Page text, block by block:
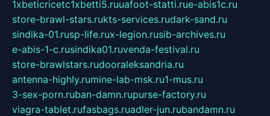
1xbeticricetc1xbetti5.ruuafoot-statti.rue-abis1c.ru
store-brawl-stars.rukts-services.rudark-sand.ru
sindika-01.rusp-life.rux-legion.rusib-archives.ru
e-abis-1-c.rusindika01.ruvenda-festival.ru
store-brawlstars.rudooraleksandria.ru
antenna-highly.rumine-lab-msk.ru1-mus.ru
3-sex-porn.ruban-damn.rupurse-factory.ru
viagra-tablet.rufasbags.ruadler-jun.rubandamn.ru